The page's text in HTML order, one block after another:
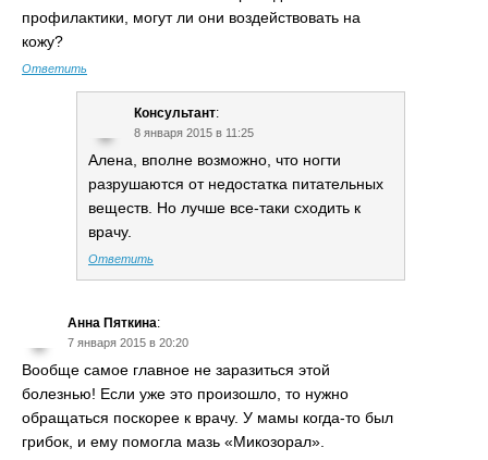
профилактики, могут ли они воздействовать на
кожу?
Ответить
Консультант:
8 января 2015 в 11:25
Алена, вполне возможно, что ногти
разрушаются от недостатка питательных
веществ. Но лучше все-таки сходить к
врачу.
Ответить
Анна Пяткина:
7 января 2015 в 20:20
Вообще самое главное не заразиться этой
болезнью! Если уже это произошло, то нужно
обращаться поскорее к врачу. У мамы когда-то был
грибок, и ему помогла мазь «Микозорал».